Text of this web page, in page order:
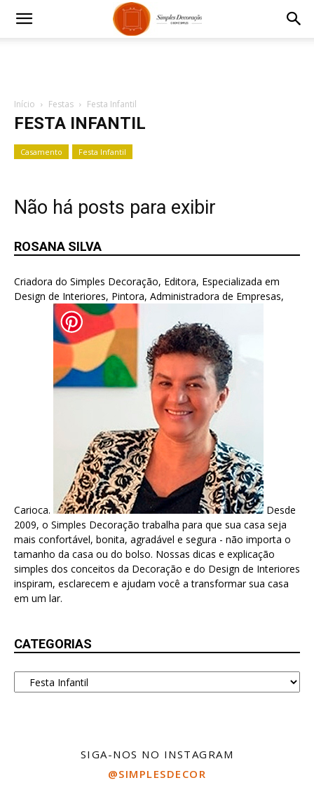
Início Festas Festa Infantil
FESTA INFANTIL
Casamento Festa Infantil
Não há posts para exibir
ROSANA SILVA
Criadora do Simples Decoração, Editora, Especializada em
Design de Interiores, Pintora, Administradora de Empresas,
Carioca.
Desde
2009, o Simples Decoração trabalha para que sua casa seja
mais confortável, bonita, agradável e segura - não importa o
tamanho da casa ou do bolso. Nossas dicas e explicação
simples dos conceitos da Decoração e do Design de Interiores
inspiram, esclarecem e ajudam você a transformar sua casa
em um lar.
CATEGORIAS
Categorias
SIGA-NOS NO INSTAGRAM
@SIMPLESDECOR